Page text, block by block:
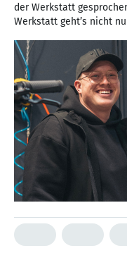
der Werkstatt
Werkstatt geht’s nicht